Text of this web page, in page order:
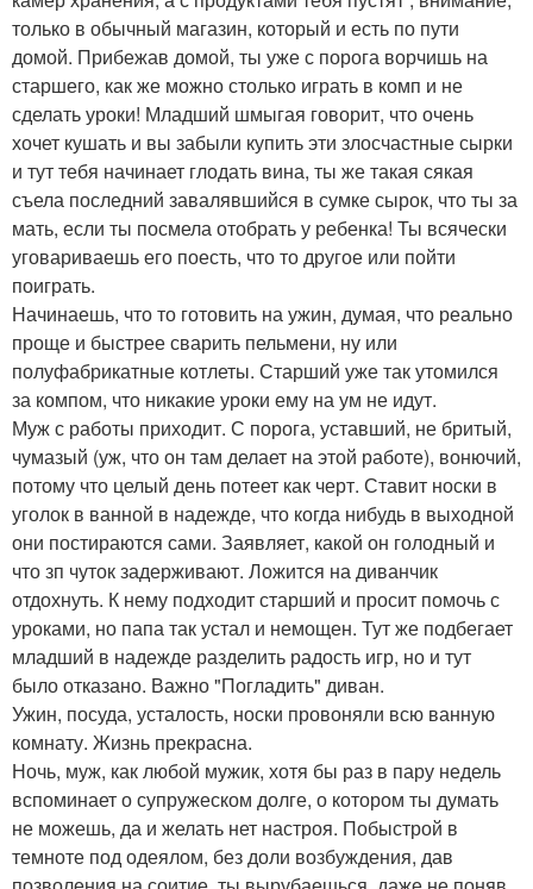
только в обычный магазин, который и есть по пути
домой. Прибежав домой, ты уже с порога ворчишь на
старшего, как же можно столько играть в комп и не
сделать уроки! Младший шмыгая говорит, что очень
хочет кушать и вы забыли купить эти злосчастные сырки
и тут тебя начинает глодать вина, ты же такая сякая
съела последний завалявшийся в сумке сырок, что ты за
мать, если ты посмела отобрать у ребенка! Ты всячески
уговариваешь его поесть, что то другое или пойти
поиграть.
Начинаешь, что то готовить на ужин, думая, что реально
проще и быстрее сварить пельмени, ну или
полуфабрикатные котлеты. Старший уже так утомился
за компом, что никакие уроки ему на ум не идут.
Муж с работы приходит. С порога, уставший, не бритый,
чумазый (уж, что он там делает на этой работе), вонючий,
потому что целый день потеет как черт. Ставит носки в
уголок в ванной в надежде, что когда нибудь в выходной
они постираются сами. Заявляет, какой он голодный и
что зп чуток задерживают. Ложится на диванчик
отдохнуть. К нему подходит старший и просит помочь с
уроками, но папа так устал и немощен. Тут же подбегает
младший в надежде разделить радость игр, но и тут
было отказано. Важно "Погладить" диван.
Ужин, посуда, усталость, носки провоняли всю ванную
комнату. Жизнь прекрасна.
Ночь, муж, как любой мужик, хотя бы раз в пару недель
вспоминает о супружеском долге, о котором ты думать
не можешь, да и желать нет настроя. Побыстрой в
темноте под одеялом, без доли возбуждения, дав